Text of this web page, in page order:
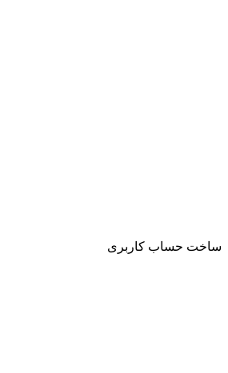
ساخت حساب کاربری